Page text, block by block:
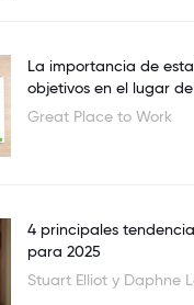
La importancia de
objetivos en el lugar
Great Place to Work
4 principales
para 2025
Stuart Elliot y Daphne